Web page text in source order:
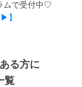
ムで受付中♡
】
る方に
覧